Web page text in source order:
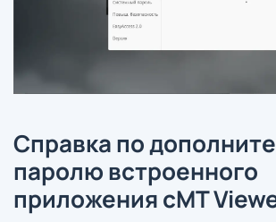
Справка по
паролю встроенного
приложения cMT